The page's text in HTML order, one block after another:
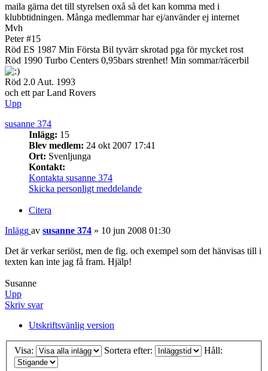
maila gärna det till styrelsen oxå så det kan komma med i
klubbtidningen. Många medlemmar har ej/använder ej internet
Mvh
Peter #15
Röd ES 1987 Min Första Bil tyvärr skrotad pga för mycket rost
Röd 1990 Turbo Centers 0,95bars strenhet! Min sommar/räcerbil
Röd 2.0 Aut. 1993
och ett par Land Rovers
Upp
susanne 374
Inlägg: 15
Blev medlem: 24 okt 2007 17:41
Ort: Svenljunga
Kontakt:
Kontakta susanne 374
Skicka personligt meddelande
Citera
Inlägg av susanne 374 » 10 jun 2008 01:30
Det är verkar seriöst, men de fig. och exempel som det hänvisas till i
texten kan inte jag få fram. Hjälp!
Susanne
Upp
Skriv svar
Utskriftsvänlig version
Visa: Sortera efter: Håll: